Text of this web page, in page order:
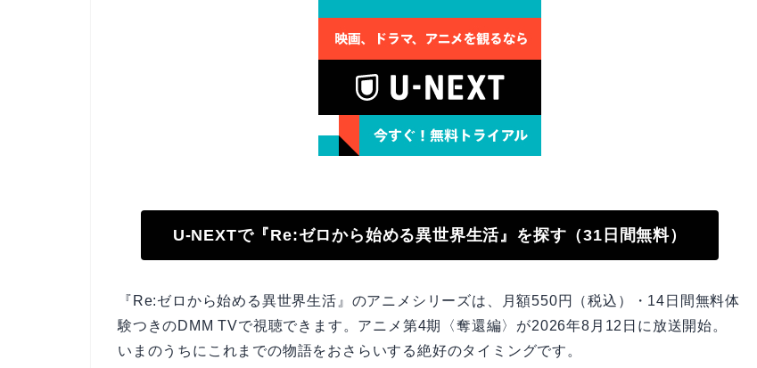
U-NEXTで『Re:ゼロから始める異世界生活』を探す（31日間無料）
『Re:ゼロから始める異世界生活』のアニメシリーズは、月額550円（税込）・14日間無料体
験つきのDMM TVで視聴できます。アニメ第4期〈奪還編〉が2026年8月12日に放送開始。
いまのうちにこれまでの物語をおさらいする絶好のタイミングです。